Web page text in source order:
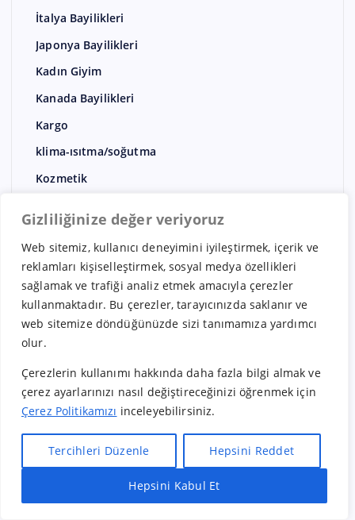
Gizliliğinize değer veriyoruz
Web sitemiz, kullanıcı deneyimini iyileştirmek, içerik ve
reklamları kişiselleştirmek, sosyal medya özellikleri
sağlamak ve trafiği analiz etmek amacıyla çerezler
kullanmaktadır. Bu çerezler, tarayıcınızda saklanır ve
web sitemize döndüğünüzde sizi tanımamıza yardımcı
olur.
Çerezlerin kullanımı hakkında daha fazla bilgi almak ve
çerez ayarlarınızı nasıl değiştireceğinizi öğrenmek için
Çerez Politikamızı inceleyebilirsiniz.
Tercihleri Düzenle Hepsini Reddet
Hepsini Kabul Et
İtalya Bayilikleri
Japonya Bayilikleri
Kadın Giyim
Kanada Bayilikleri
Kargo
klima-ısıtma/soğutma
Kozmetik
kuruyemiş
Lahmacun / Pide
Meksika Bayilikleri
Mobilya – Dekorasyon
Otomat
Otomotiv
Restoran
Rusya Bayilikleri
Hızlı Bayilik Al